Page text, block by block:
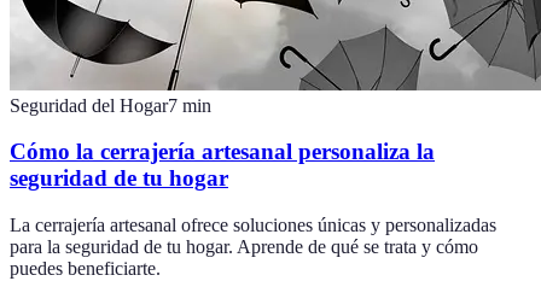
Seguridad del Hogar7 min
Cómo la cerrajería artesanal personaliza la
seguridad de tu hogar
La cerrajería artesanal ofrece soluciones únicas y personalizadas
para la seguridad de tu hogar. Aprende de qué se trata y cómo
puedes beneficiarte.